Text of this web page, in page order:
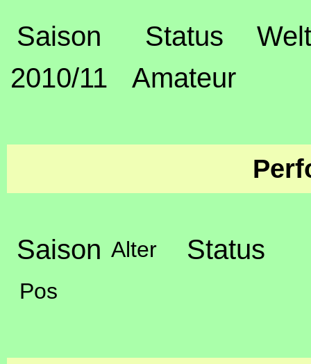
Saison Status
2010/11
Amateur
Saison Alter Status
Pos